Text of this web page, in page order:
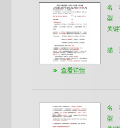
查看详情
名
型
关
描
名
型